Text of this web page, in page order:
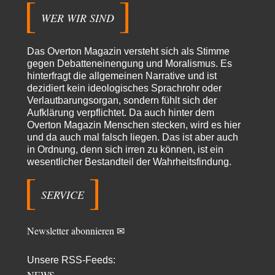
Zehntausende dackeln…
Adel verpflichtetvor 9 Stunden zu:
Vielen Dank, hatte ich nicht auf dem Schirm, weil ich ihn nicht mehr
lese. Beweist…
garnovor 10 Stunden zu:
Absurde Debatte um Ceuta-„Invasion“ durch Marokko
vertieft EU-Spaltung
Gratuliere, du hast erkannt wer hier der Bösewicht ist. Dann kann es ja
gar nicht…
Schattenlandvor 11 Stunden zu:
Unkabarettistische Anstalten
Dem schließe ich mich 100 pro an - das deutsche politische Kabarett ist
tot (Lisa…
vor 12 Stunden zu:
Dissonanzen
Kleine Korrektur: Anders als Moshe Zuckermann schildet gab es in den
1960er und 1970er Jahren…
Wolfgang Wirthvor 13 Stunden zu:
Entkernen, Umfunktionieren und (feindlich) Übernehmen
WER WIR SIND
Das Overton Magazin versteht sich als Stimme
gegen Debatteneinengung und Moralismus. Es
hinterfragt die allgemeinen Narrative und ist
dezidiert kein ideologisches Sprachrohr oder
Verlautbarungsorgan, sondern fühlt sich der
Aufklärung verpflichtet. Da auch hinter dem
Overton Magazin Menschen stecken, wird es hier
und da auch mal falsch liegen. Das ist aber auch
in Ordnung, denn sich irren zu können, ist ein
wesentlicher Bestandteil der Wahrheitsfindung.
SERVICE
Newsletter abonnieren ✉
Unsere RSS-Feeds: